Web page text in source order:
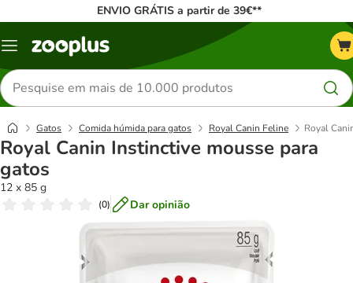
ENVIO GRÁTIS a partir de 39€**
Menu
Pesquisar
produtos
Gatos Comida húmida para gatos Royal Canin Feline Royal
Royal Canin Instinctive mousse para
gatos
12 x 85 g
(0) Dar opinião